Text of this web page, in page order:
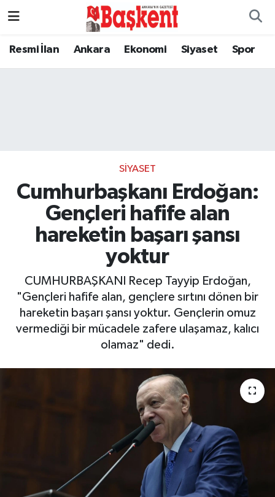
Resmi İlan Ankara Ekonomi Siyaset Spor
SIYASET
Cumhurbaşkanı Erdoğan:
Gençleri hafife alan
hareketin başarı şansı
yoktur
CUMHURBAŞKANI Recep Tayyip Erdoğan,
"Gençleri hafife alan, gençlere sırtını dönen bir
hareketin başarı şansı yoktur. Gençlerin omuz
vermediği bir mücadele zafere ulaşamaz, kalıcı
olamaz" dedi.